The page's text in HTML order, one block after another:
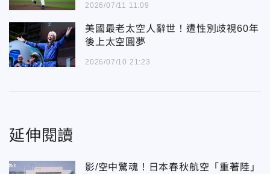
2026/07/11 11:09
美國最老太空人辭世！遭性別歧視60年
後上太空圓夢
2026/07/10 21:23
延伸閱讀
影/空中驚魂！日本春秋航空「重著陸」